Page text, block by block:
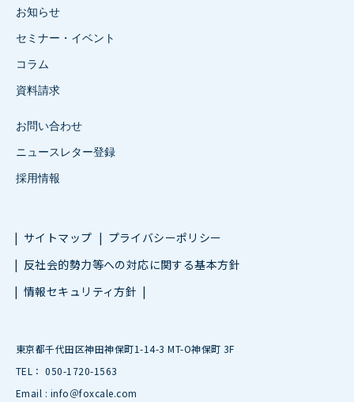
お知らせ
セミナー・イベント
コラム
資料請求
お問い合わせ
ニュースレター登録
採用情報
サイトマップ
プライバシーポリシー
反社会的勢力等への対応に関する基本方針
情報セキュリティ方針
東京都千代田区神田神保町1-14-3 MT-O神保町 3F
TEL： 050-1720-1563
Email : info＠foxcale.com